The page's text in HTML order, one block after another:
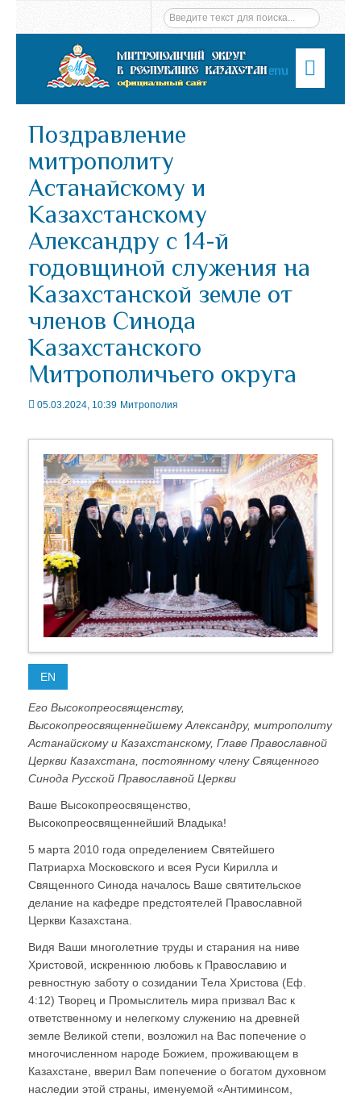
Menu
Поздравление
митрополиту
Астанайскому и
Казахстанскому
Александру с 14-й
годовщиной служения на
Казахстанской земле от
членов Синода
Казахстанского
Митрополичьего округа
05.03.2024, 10:39 Митрополия
EN
Его Высокопреосвященству,
Высокопреосвященнейшему Александру, митрополиту
Астанайскому и Казахстанскому, Главе Православной
Церкви Казахстана, постоянному члену Священного
Синода Русской Православной Церкви
Ваше Высокопреосвященство,
Высокопреосвященнейший Владыка!
5 марта 2010 года определением Святейшего
Патриарха Московского и всея Руси Кирилла и
Священного Синода началось Ваше святительское
делание на кафедре предстоятелей Православной
Церкви Казахстана.
Видя Ваши многолетние труды и старания на ниве
Христовой, искреннюю любовь к Православию и
ревностную заботу о созидании Тела Христова (Еф.
4:12) Творец и Промыслитель мира призвал Вас к
ответственному и нелегкому служению на древней
земле Великой степи, возложил на Вас попечение о
многочисленном народе Божием, проживающем в
Казахстане, вверил Вам попечение о богатом духовном
наследии этой страны, именуемой «Антиминсом,